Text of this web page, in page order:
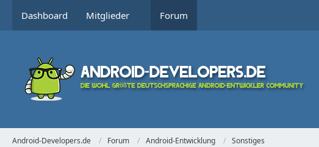
Dashboard Mitglieder Forum
Android-Developers.de Forum Android-Entwicklung Sonstiges